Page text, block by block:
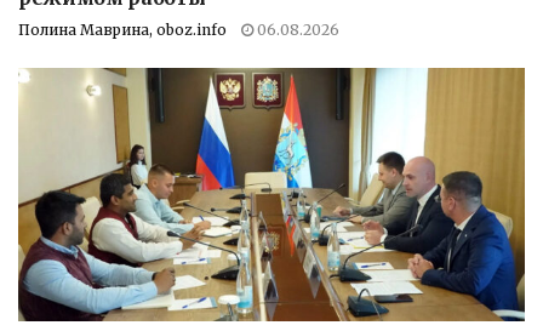
Полина Маврина, oboz.info 06.08.2026